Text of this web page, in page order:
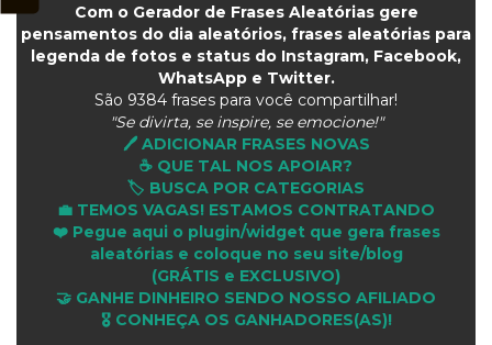
Com o Gerador de Frases Aleatórias gere
pensamentos do dia aleatórios, frases aleatórias para
legenda de fotos e status do Instagram, Facebook,
WhatsApp e Twitter.
São 9384 frases para você compartilhar!
"Se divirta, se inspire, se emocione!"
🖊️ ADICIONAR FRASES NOVAS
☕ QUE TAL NOS APOIAR?
🏷️ BUSCA POR CATEGORIAS
💼 TEMOS VAGAS! ESTAMOS CONTRATANDO
❤️ Pegue aqui o plugin/widget que gera frases
aleatórias e coloque no seu site/blog
(GRÁTIS e EXCLUSIVO)
🤝 GANHE DINHEIRO SENDO NOSSO AFILIADO
🎖 CONHEÇA OS GANHADORES(AS)!